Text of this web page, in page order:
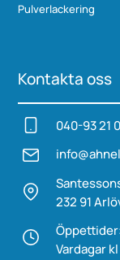
Pulverlackering
Kontakta oss
040-93 21
232 91
Vardagar